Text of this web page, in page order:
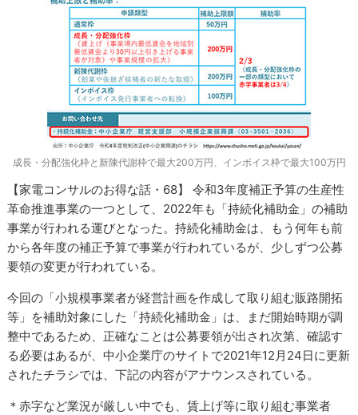
成長・分配強化枠と新陳代謝枠で最大200万円、インボイス枠で最大100万円
【家電コンサルのお得な話・68】 令和3年度補正予算の生産性
革命推進事業の一つとして、2022年も「持続化補助金」の補助
事業が行われる運びとなった。持続化補助金は、もう何年も前
から各年度の補正予算で事業が行われているが、少しずつ公募
要領の変更が行われている。
今回の「小規模事業者が経営計画を作成して取り組む販路開拓
等」を補助対象にした「持続化補助金」は、まだ開始時期が調
整中であるため、正確なことは公募要領が出され次第、確認す
る必要はあるが、中小企業庁のサイトで2021年12月24日に更新
されたチラシでは、下記の内容がアナウンスされている。
＊赤字など業況が厳しい中でも、賃上げ等に取り組む事業者